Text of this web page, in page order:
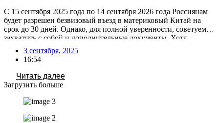
С 15 сентября 2025 года по 14 сентября 2026 года Россиянам
будет разрешен безвизовый въезд в материковый Китай на
срок до 30 дней. Однако, для полной уверенности, советуем
захватить с собой и дополнительные документы. Хотя
официальных данных о сроках действия российского
загранпаспорта для безвизового въезда в Китай не
публиковалось, общие требования к въезду предполагают, что
3 сентября, 2025
16:54
Читать далее
Загрузить больше